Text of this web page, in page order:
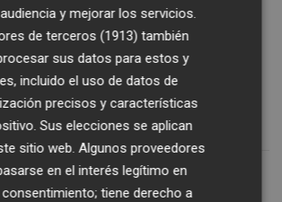
con nuevas expectativas,
y cuerpo técnico. Les digo
la ilusión intacta porque
de ellos”, concluyó.
y mejorar los servicios.
de terceros (1913) también
sus datos para estos y
incluido el uso de datos de
precisos y características
Sus elecciones se aplican
sitio web. Algunos proveedores
en el interés legítimo en
consentimiento; tiene derecho a